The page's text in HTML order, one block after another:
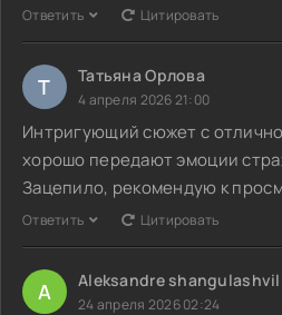
Ответить Цитировать
Т Татьяна Орлова
4 апреля 2026 21:00
Интригующий сюжет с
хорошо передают эмоции
Зацепило, рекомендую к
Ответить Цитировать
A Aleksandre
24 апреля 2026 02:24